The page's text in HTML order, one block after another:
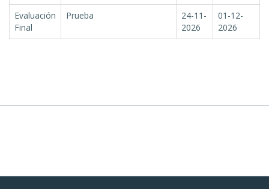
Evaluación
Final
Prueba
24-11-
2026
01-12-
2026